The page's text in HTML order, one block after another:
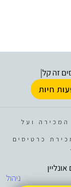
זה קל
חיות
ועל
כרטיסים
ניהול